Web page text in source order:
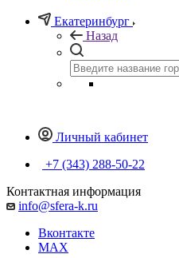
Екатеринбург
Назад
Личный кабинет
+7 (343) 288-50-22
Контактная информация
info@sfera-k.ru
Вконтакте
MAX